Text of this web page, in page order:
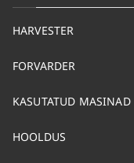
HARVESTER
FORVARDER
KASUTATUD MASINAD
HOOLDUS